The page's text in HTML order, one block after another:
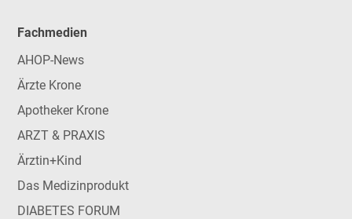
Fachmedien
AHOP-News
Ärzte Krone
Apotheker Krone
ARZT & PRAXIS
Ärztin+Kind
Das Medizinprodukt
DIABETES FORUM